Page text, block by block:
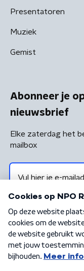
Presentatoren
Muziek
Gemist
Abonneer je
nieuwsbrief
Elke zaterdag het
mailbox
Algemene